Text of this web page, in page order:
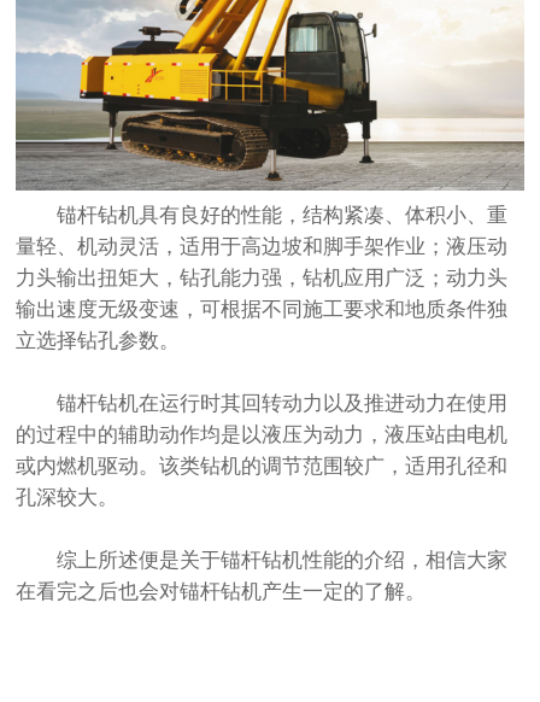
锚杆钻机具有良好的性能，结构紧凑、体积小、重
量轻、机动灵活，适用于高边坡和脚手架作业；液压动
力头输出扭矩大，钻孔能力强，钻机应用广泛；动力头
输出速度无级变速，可根据不同施工要求和地质条件独
立选择钻孔参数。
锚杆钻机在运行时其回转动力以及推进动力在使用
的过程中的辅助动作均是以液压为动力，液压站由电机
或内燃机驱动。该类钻机的调节范围较广，适用孔径和
孔深较大。
综上所述便是关于锚杆钻机性能的介绍，相信大家
在看完之后也会对锚杆钻机产生一定的了解。